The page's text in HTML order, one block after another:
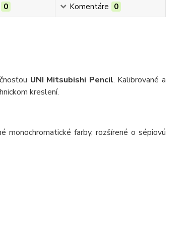
0 Komentáre 0
UNI Mitsubishi Pencil. Kalibrované a
kreslení.
monochromatické farby, rozšírené o sépiovú